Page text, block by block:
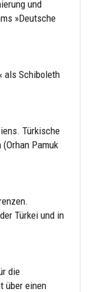
und
»Deutsche
als Schiboleth
Türkische
Pamuk
Türkei und in
die
über einen